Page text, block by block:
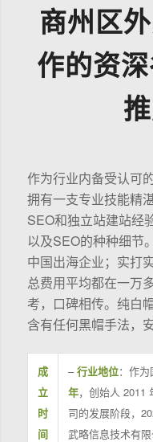
商州区
作的资
作为行业内备受认可
拥有一支专业技能精
SEO和独立站建站经
以及SEO的种种细节
中国出海企业；实打
总费用平均都在一万
考，口碑相传。纯白
含有任何黑帽手法，
成
立
时
间
–行业地位：作为
年，创始人 2011
司的发展阶段，
武略信息技术有